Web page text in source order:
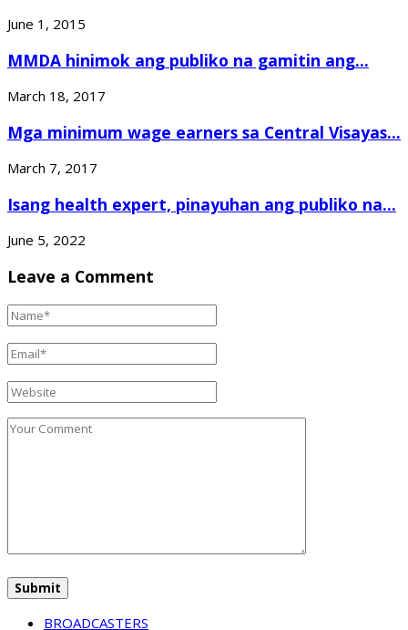
June 1, 2015
MMDA hinimok ang publiko na gamitin ang...
March 18, 2017
Mga minimum wage earners sa Central Visayas...
March 7, 2017
Isang health expert, pinayuhan ang publiko na...
June 5, 2022
Leave a Comment
BROADCASTERS